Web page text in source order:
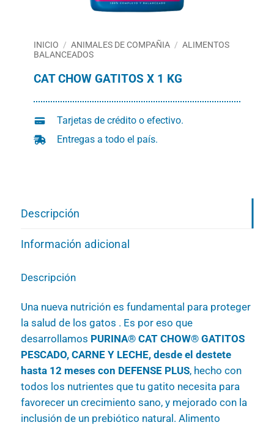
INICIO / ANIMALES DE COMPAÑIA / ALIMENTOS
BALANCEADOS
CAT CHOW GATITOS X 1 KG
Tarjetas de crédito o efectivo.
Entregas a todo el país.
Descripción
Información adicional
Descripción
Una nueva nutrición es fundamental para proteger
la salud de los gatos . Es por eso que
desarrollamos PURINA® CAT CHOW® GATITOS
PESCADO, CARNE Y LECHE, desde el destete
hasta 12 meses con DEFENSE PLUS, hecho con
todos los nutrientes que tu gatito necesita para
favorecer un crecimiento sano, y mejorado con la
inclusión de un prebiótico natural. Alimento